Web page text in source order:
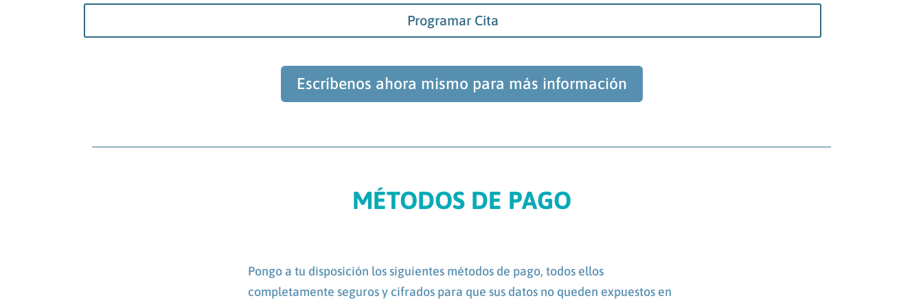
Programar Cita
Escríbenos ahora mismo para más información
MÉTODOS DE PAGO
Pongo a tu disposición los siguientes métodos de pago, todos ellos
completamente seguros y cifrados para que sus datos no queden expuestos en